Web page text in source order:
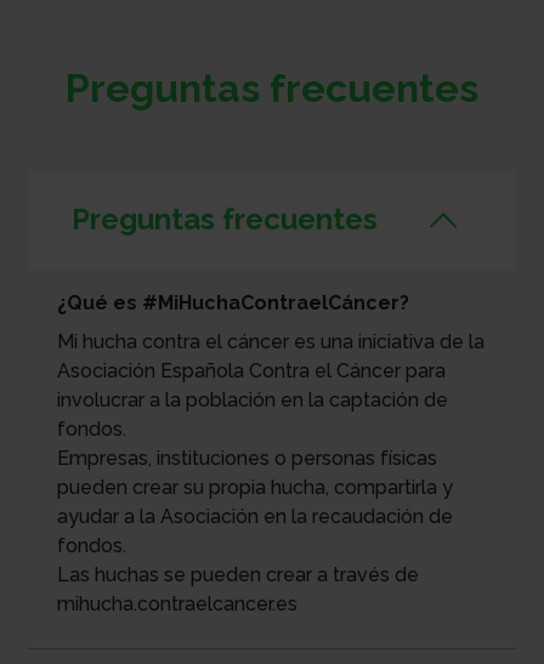
Preguntas frecuentes
Preguntas frecuentes
¿Qué es #MiHuchaContraelCáncer?
Mi hucha contra el cáncer es una iniciativa de la
Asociación Española Contra el Cáncer para
involucrar a la población en la captación de
fondos.
Empresas, instituciones o personas físicas
pueden crear su propia hucha, compartirla y
ayudar a la Asociación en la recaudación de
fondos.
Las huchas se pueden crear a través de
mihucha.contraelcancer.es